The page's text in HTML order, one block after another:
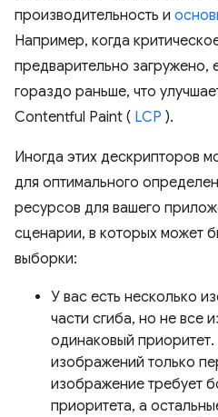
производительность и
Например, когда
предварительно загружено,
гораздо раньше, что
Contentful Paint ( LCP ).
Иногда этих дескрипторов
для оптимального
ресурсов для вашего
сценарии, в которых может
выборки:
У вас есть несколько
части сгиба, но не все
одинаковый
изображений только
изображение требует
приоритета, а